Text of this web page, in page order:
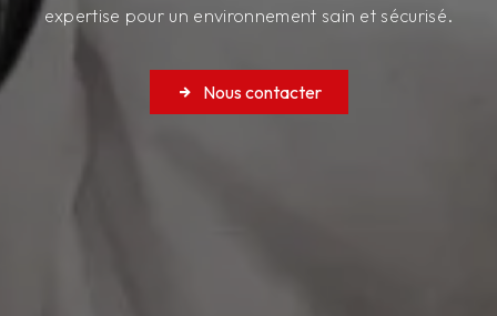
expertise pour un environnement sain et sécurisé.
Nous contacter